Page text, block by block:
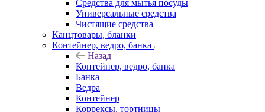
Средства для мытья посуды
Универсальные средства
Чистящие средства
Канцтовары, бланки
Контейнер, ведро, банка
Назад
Контейнер, ведро, банка
Банка
Ведра
Контейнер
Коррексы, тортницы